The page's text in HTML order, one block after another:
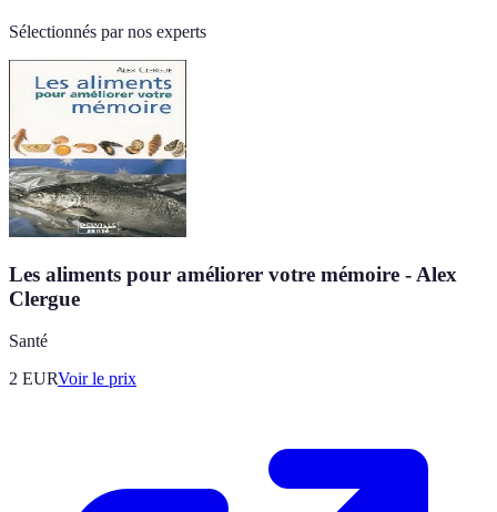
Sélectionnés par nos experts
Les aliments pour améliorer votre mémoire - Alex
Clergue
Santé
2 EURVoir le prix